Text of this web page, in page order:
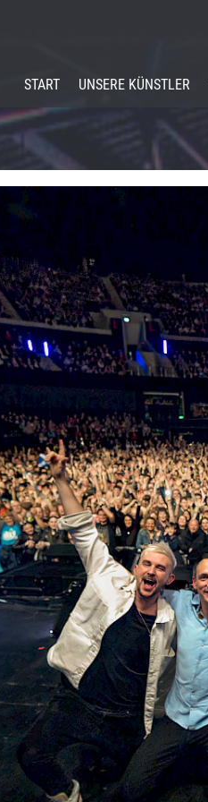
START UNSERE KÜNSTLER